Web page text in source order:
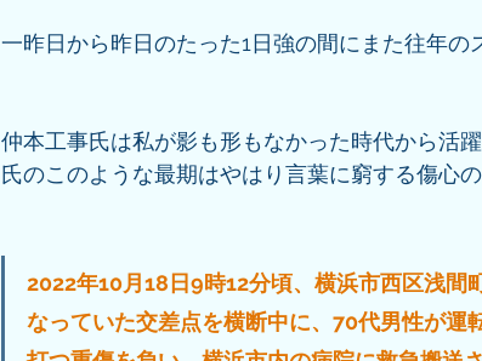
一昨日から昨日のたった1日強の間にまた往年の
仲本工事氏は私が影も形もなかった時代から活
氏のこのような最期はやはり言葉に窮する傷心
2022年10月18日9時12分頃、横浜市西区浅間
なっていた交差点を横断中に、70代男性が運